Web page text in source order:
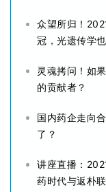
众望所归！
冠，光遗传学
灵魂拷问！如
的贡献者？
国内药企走向
了？
讲座直播：
药时代与返朴